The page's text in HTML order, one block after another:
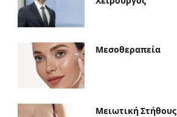
Μεσοθεραπεία
Μειωτική Στήθους